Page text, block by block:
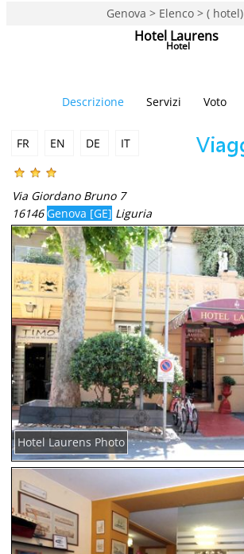
Genova > Elenco > ( hotel)
Hotel Laurens
Hotel
Descrizione Servizi Voto
FR EN DE IT
Via Giordano Bruno 7
16146 Genova [GE] Liguria
Hotel Laurens Photo